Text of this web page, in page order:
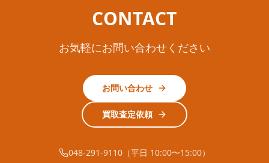
CONTACT
お気軽にお問い合わせください
お問い合わせ
買取査定依頼
048-291-9110（平日 10:00〜15:00）